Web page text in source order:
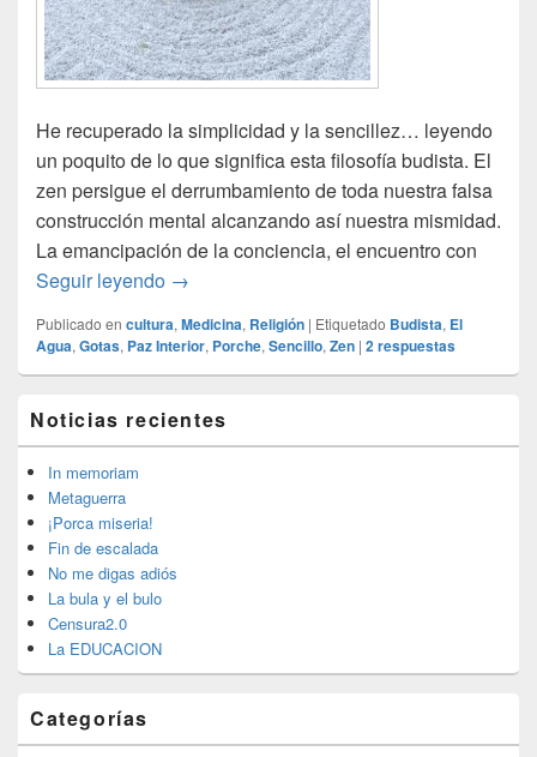
He recuperado la simplicidad y la sencillez… leyendo
un poquito de lo que significa esta filosofía budista. El
zen persigue el derrumbamiento de toda nuestra falsa
construcción mental alcanzando así nuestra mismidad.
La emancipación de la conciencia, el encuentro con
Seguir leyendo Hoy me siento ZEN
→
Publicado en cultura, Medicina, Religión | Etiquetado Budista, El
Agua, Gotas, Paz Interior, Porche, Sencillo, Zen | 2 respuestas
área
de
widget
barra
lateral
primaria
Noticias recientes
In memoriam
Metaguerra
¡Porca miseria!
Fin de escalada
No me digas adiós
La bula y el bulo
Censura2.0
La EDUCACION
Categorías